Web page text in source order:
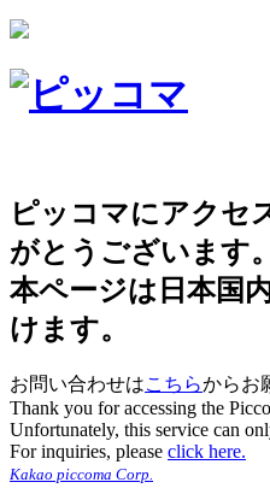
ピッコマにアクセ
がとうございます。
本ページは日本国
けます。
お問い合わせはこちらからお
Thank you for accessing the
Unfortunately, this service can
For inquiries, please click here.
Kakao piccoma Corp.